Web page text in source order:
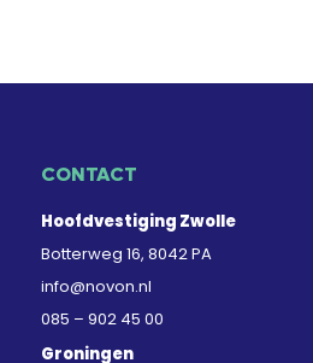
CONTACT
Hoofdvestiging Zwolle
Botterweg 16, 8042 PA
info@novon.nl
085 – 902 45 00
Groningen